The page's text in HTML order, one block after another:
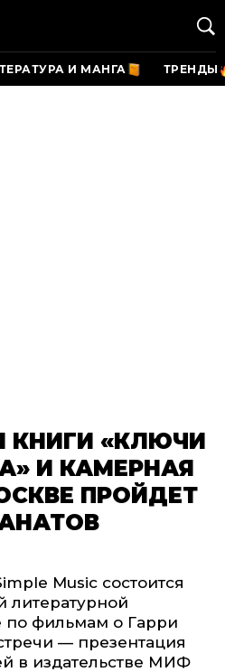
И МАНГА ТРЕНДЫ
КНИГИ «КЛЮЧИ
И КАМЕРНАЯ
ПРОЙДЕТ
Music состоится
литературной
по фильмам о Гарри
— презентация
в издательстве МИФ